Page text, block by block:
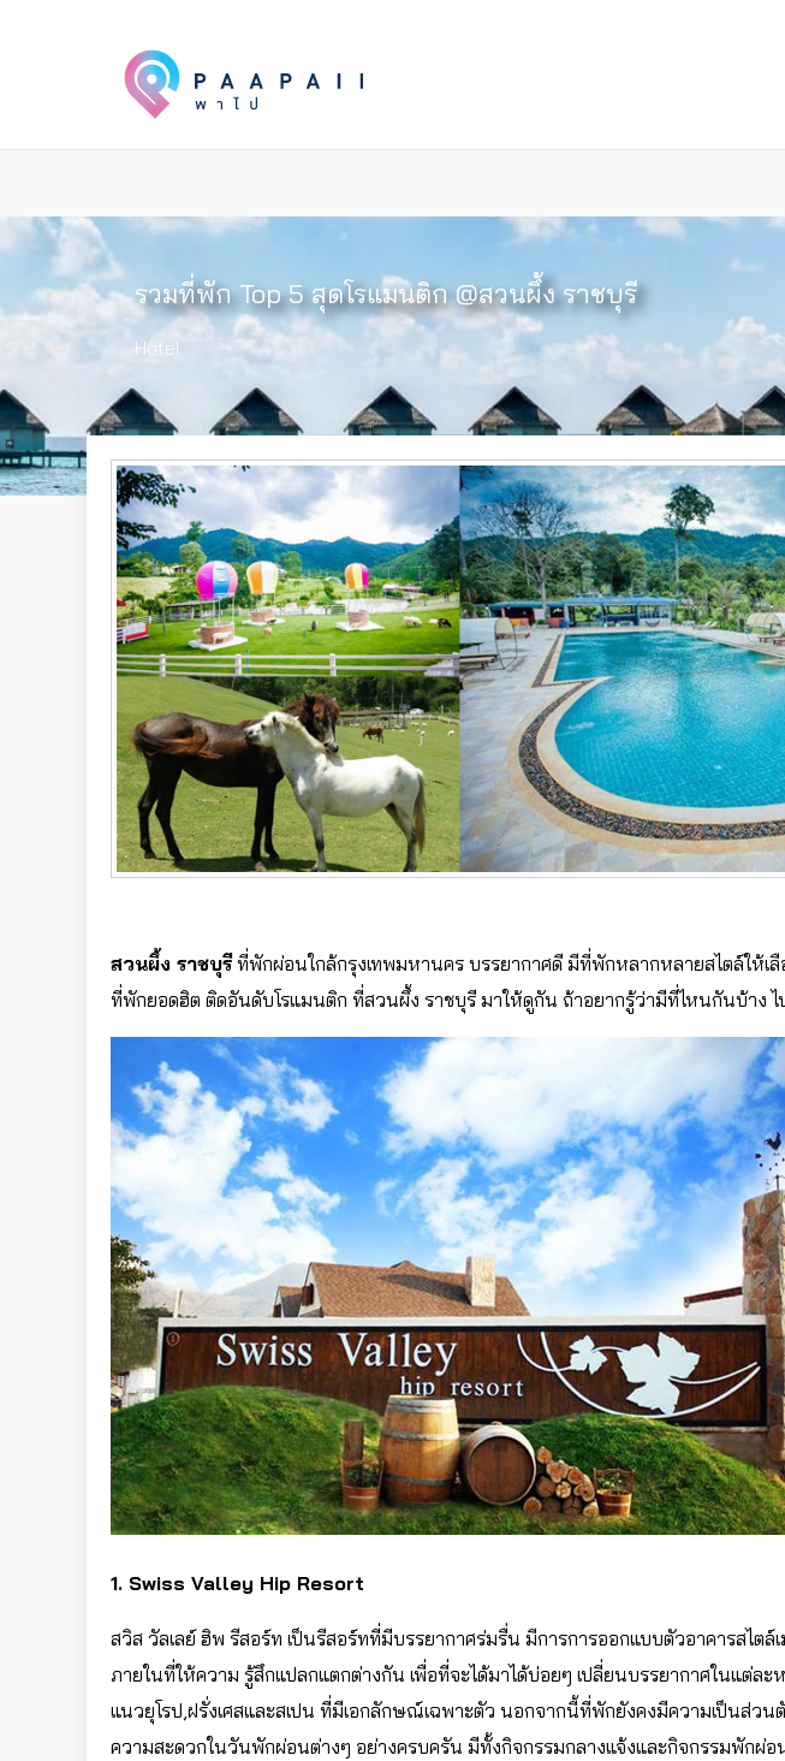
รวมที่พัก Top 5 สุดโรแมนติก @สวนผึ้ง ราชบุรี
Hotel
สวนผึ้ง ราชบุรีที่พักผ่อนใกล้กรุงเทพมหานคร บรรยากาศดี มีที่พักหลากหลายสไตล์ให้
ที่พักยอดฮิต ติดอันดับโรแมนติก ที่สวนผึ้ง ราชบุรี มาให้ดูกัน ถ้าอยากรู้ว่ามีที่ไหนกันบ้าง ไ
1. Swiss Valley Hip Resort
สวิส วัลเลย์ ฮิพ รีสอร์ท เป็นรีสอร์ทที่มีบรรยากาศร่มรื่น มีการการออกแบบตัวอาคารสไตล์เ
ภายในที่ให้ความ รู้สึกแปลกแตกต่างกัน เพื่อที่จะได้มาได้บ่อยๆ เปลี่ยนบรรยากาศในแต่ละ
แนวยุโรป,ฝรั่งเศสและสเปน ที่มีเอกลักษณ์เฉพาะตัว นอกจากนี้ที่พักยังคงมีความเป็นส่วน
ความสะดวกในวันพักผ่อนต่างๆ อย่างครบครัน มีทั้งกิจกรรมกลางแจ้งและกิจกรรมพักผ่อ